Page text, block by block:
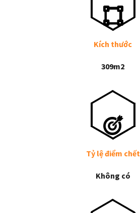
Kích thước
309m2
Tỷ lệ điểm chết
Không có